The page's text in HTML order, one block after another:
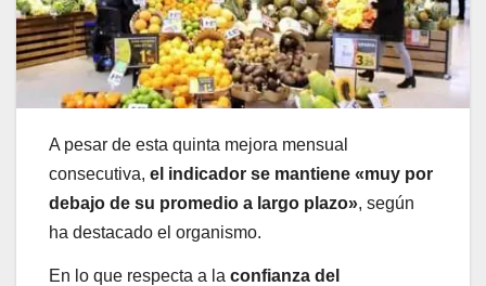
A pesar de esta quinta mejora mensual
consecutiva, el indicador se mantiene «muy por
debajo de su promedio a largo plazo», según
ha destacado el organismo.
En lo que respecta a la confianza del